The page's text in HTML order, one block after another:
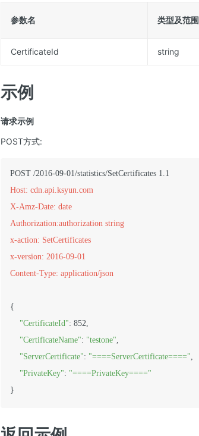
参数名 类型及范围
CertificateId string
示例
请求示例
POST方式:
Host: cdn.api.ksyun.com
X-Amz-Date: date
Authorization:authorization string
x-action: SetCertificates
x-version: 2016-09-01
Content-Type: application/json
{
"CertificateId": 852,
"CertificateName": "testone",
"ServerCertificate": "====ServerCertificate====",
"PrivateKey": "====PrivateKey===="